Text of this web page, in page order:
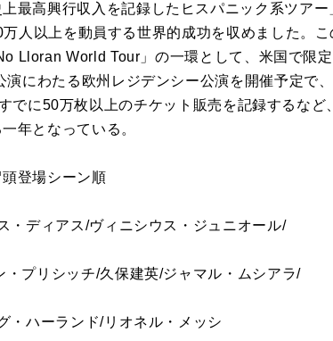
最高興行収入を記録したヒスパニック系ツア
人以上を動員する世界的成功を収めました。
Lloran World Tour」の一環として、米国で限
にわたる欧州レジデンシー公演を開催予定で
でに50万枚以上のチケット販売を記録するなど
年となっている。
登場シーン順
・ディアス/ヴィニシウス・ジュニオール/
プリシッチ/久保建英/ジャマル・ムシアラ/
・ハーランド/リオネル・メッシ